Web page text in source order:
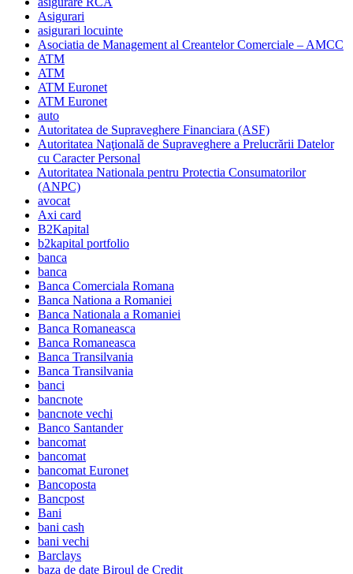
Asigurari
asigurari locuinte
Asociatia de Management al Creantelor Comerciale – AMCC
ATM
ATM
ATM Euronet
ATM Euronet
auto
Autoritatea de Supraveghere Financiara (ASF)
Autoritatea Naţională de Supraveghere a Prelucrării Datelor
cu Caracter Personal
Autoritatea Nationala pentru Protectia Consumatorilor
(ANPC)
avocat
Axi card
B2Kapital
b2kapital portfolio
banca
banca
Banca Comerciala Romana
Banca Nationa a Romaniei
Banca Nationala a Romaniei
Banca Romaneasca
Banca Romaneasca
Banca Transilvania
Banca Transilvania
banci
bancnote
bancnote vechi
Banco Santander
bancomat
bancomat
bancomat Euronet
Bancoposta
Bancpost
Bani
bani cash
bani vechi
Barclays
baza de date Biroul de Credit